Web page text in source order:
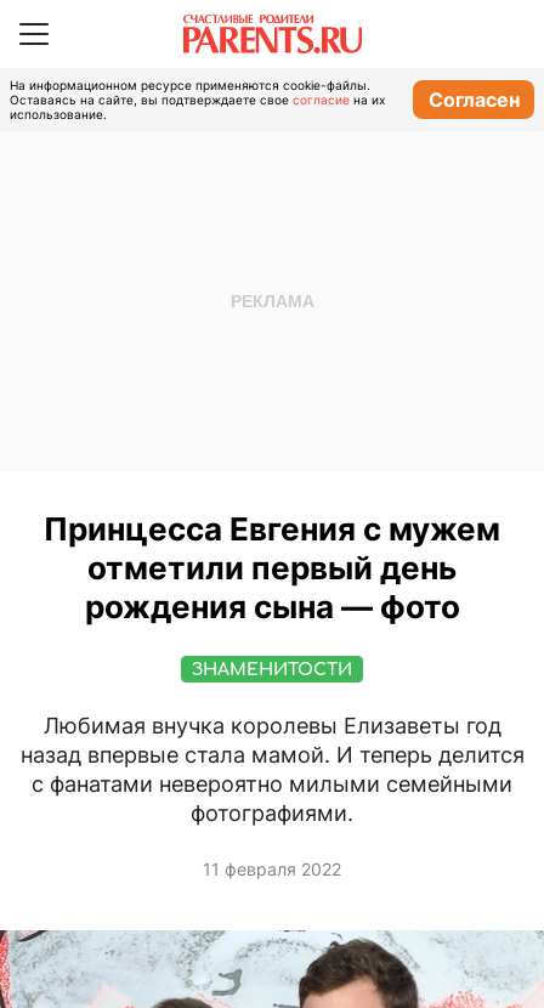
На информационном ресурсе применяются cookie-файлы.
Оставаясь на сайте, вы подтверждаете свое согласие на их
использование.
Согласен
Принцесса Евгения с мужем
отметили первый день
рождения сына — фото
ЗНАМЕНИТОСТИ
Любимая внучка королевы Елизаветы год
назад впервые стала мамой. И теперь делится
с фанатами невероятно милыми семейными
фотографиями.
11 февраля 2022